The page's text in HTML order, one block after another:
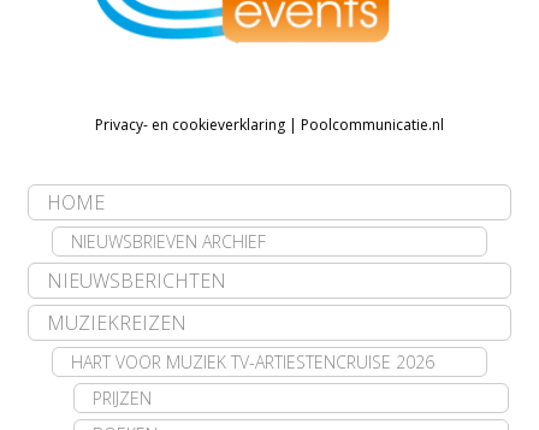
Privacy- en cookieverklaring | Poolcommunicatie.nl
HOME
NIEUWSBRIEVEN ARCHIEF
NIEUWSBERICHTEN
MUZIEKREIZEN
HART VOOR MUZIEK TV-ARTIESTENCRUISE 2026
PRIJZEN